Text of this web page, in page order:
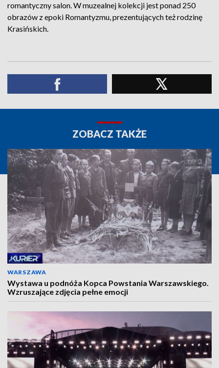
romantyczny salon. W muzealnej kolekcji jest ponad 250
obrazów z epoki Romantyzmu, prezentujących też rodzinę
Krasińskich.
ZOBACZ TAKŻE
WARSZAWA
Wystawa u podnóża Kopca Powstania Warszawskiego.
Wzruszające zdjęcia pełne emocji